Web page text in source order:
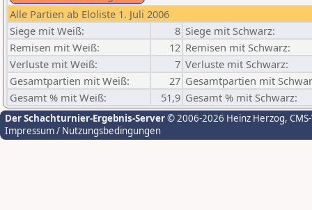
Alle Partien ab Eloliste 1. Juli 2006
Siege mit Weiß:
8 Siege mit Schwarz:
Remisen mit Weiß:
12 Remisen mit Schwarz:
Verluste mit Weiß:
7 Verluste mit Schwarz:
Gesamtpartien mit Weiß:
27 Gesamtpartien mit
Gesamt % mit Weiß:
51,9 Gesamt % mit Schwarz:
Der Schachturnier-Ergebnis-Server© 2006-2026 Heinz Herzog,
Impressum / Nutzungsbedingungen